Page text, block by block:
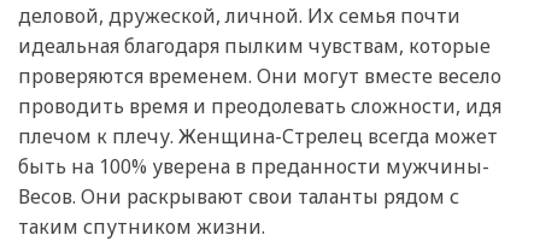
деловой, дружеской, личной. Их семья почти
идеальная благодаря пылким чувствам, которые
проверяются временем. Они могут вместе весело
проводить время и преодолевать сложности, идя
плечом к плечу. Женщина-Стрелец всегда может
быть на 100% уверена в преданности мужчины-
Весов. Они раскрывают свои таланты рядом с
таким спутником жизни.